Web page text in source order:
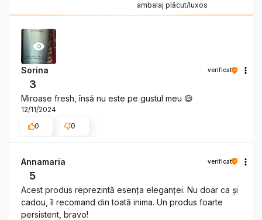
ambalaj plăcut/luxos
Sorina verificat
3
Miroase fresh, însă nu este pe gustul meu 😄
12/11/2024
0
0
Annamaria verificat
5
Acest produs reprezintă esența eleganței. Nu doar ca și
cadou, îl recomand din toată inima. Un produs foarte
persistent, bravo!